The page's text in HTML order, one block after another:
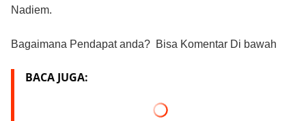
Nadiem.
Bagaimana Pendapat anda? Bisa Komentar Di bawah
BACA JUGA: